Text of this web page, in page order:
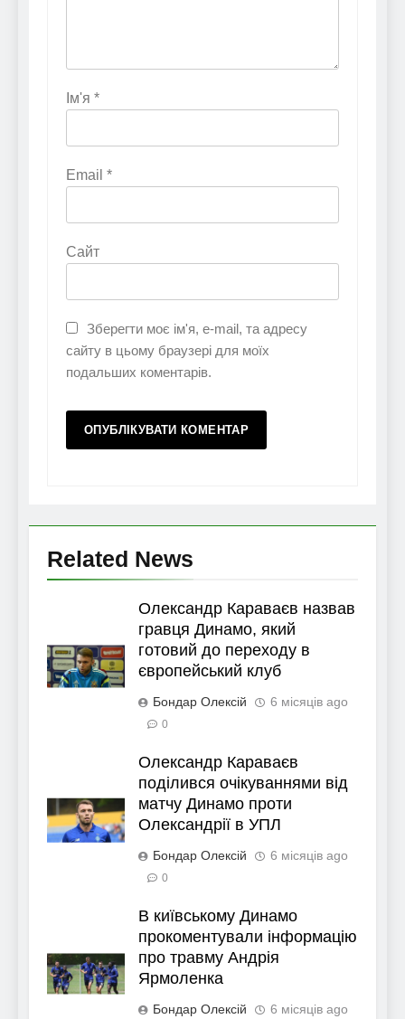
Ім'я *
Email *
Сайт
Зберегти моє ім'я, e-mail, та адресу
сайту в цьому браузері для моїх
подальших коментарів.
Related News
Олександр Караваєв назвав
гравця Динамо, який
готовий до переходу в
європейський клуб
Бондар Олексій 6 місяців ago
0
Олександр Караваєв
поділився очікуваннями від
матчу Динамо проти
Олександрії в УПЛ
Бондар Олексій 6 місяців ago
0
В київському Динамо
прокоментували інформацію
про травму Андрія
Ярмоленка
Бондар Олексій 6 місяців ago